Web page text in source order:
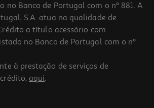
Petfield Pato/kiwi 400g
no Banco de Portugal com o nº 881. A
S.A. atua na qualidade de
a título acessório com
no Banco de Portugal com o nº
à prestação de serviços de
aqui.